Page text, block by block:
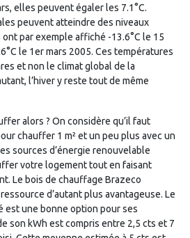
elles peuvent égaler les 7.1°C.
peuvent atteindre des niveaux
par exemple affiché -13.6°C le 15
le 1er mars 2005. Ces températures
et non le climat global de la
l’hiver y reste tout de même
alors ? On considère qu’il faut
chauffer 1 m² et un peu plus avec un
sources d’énergie renouvelable
votre logement tout en faisant
Le bois de chauffage Brazeco
d’autant plus avantageuse. Le
est une bonne option pour ses
son kWh est compris entre 2,5 cts et 7